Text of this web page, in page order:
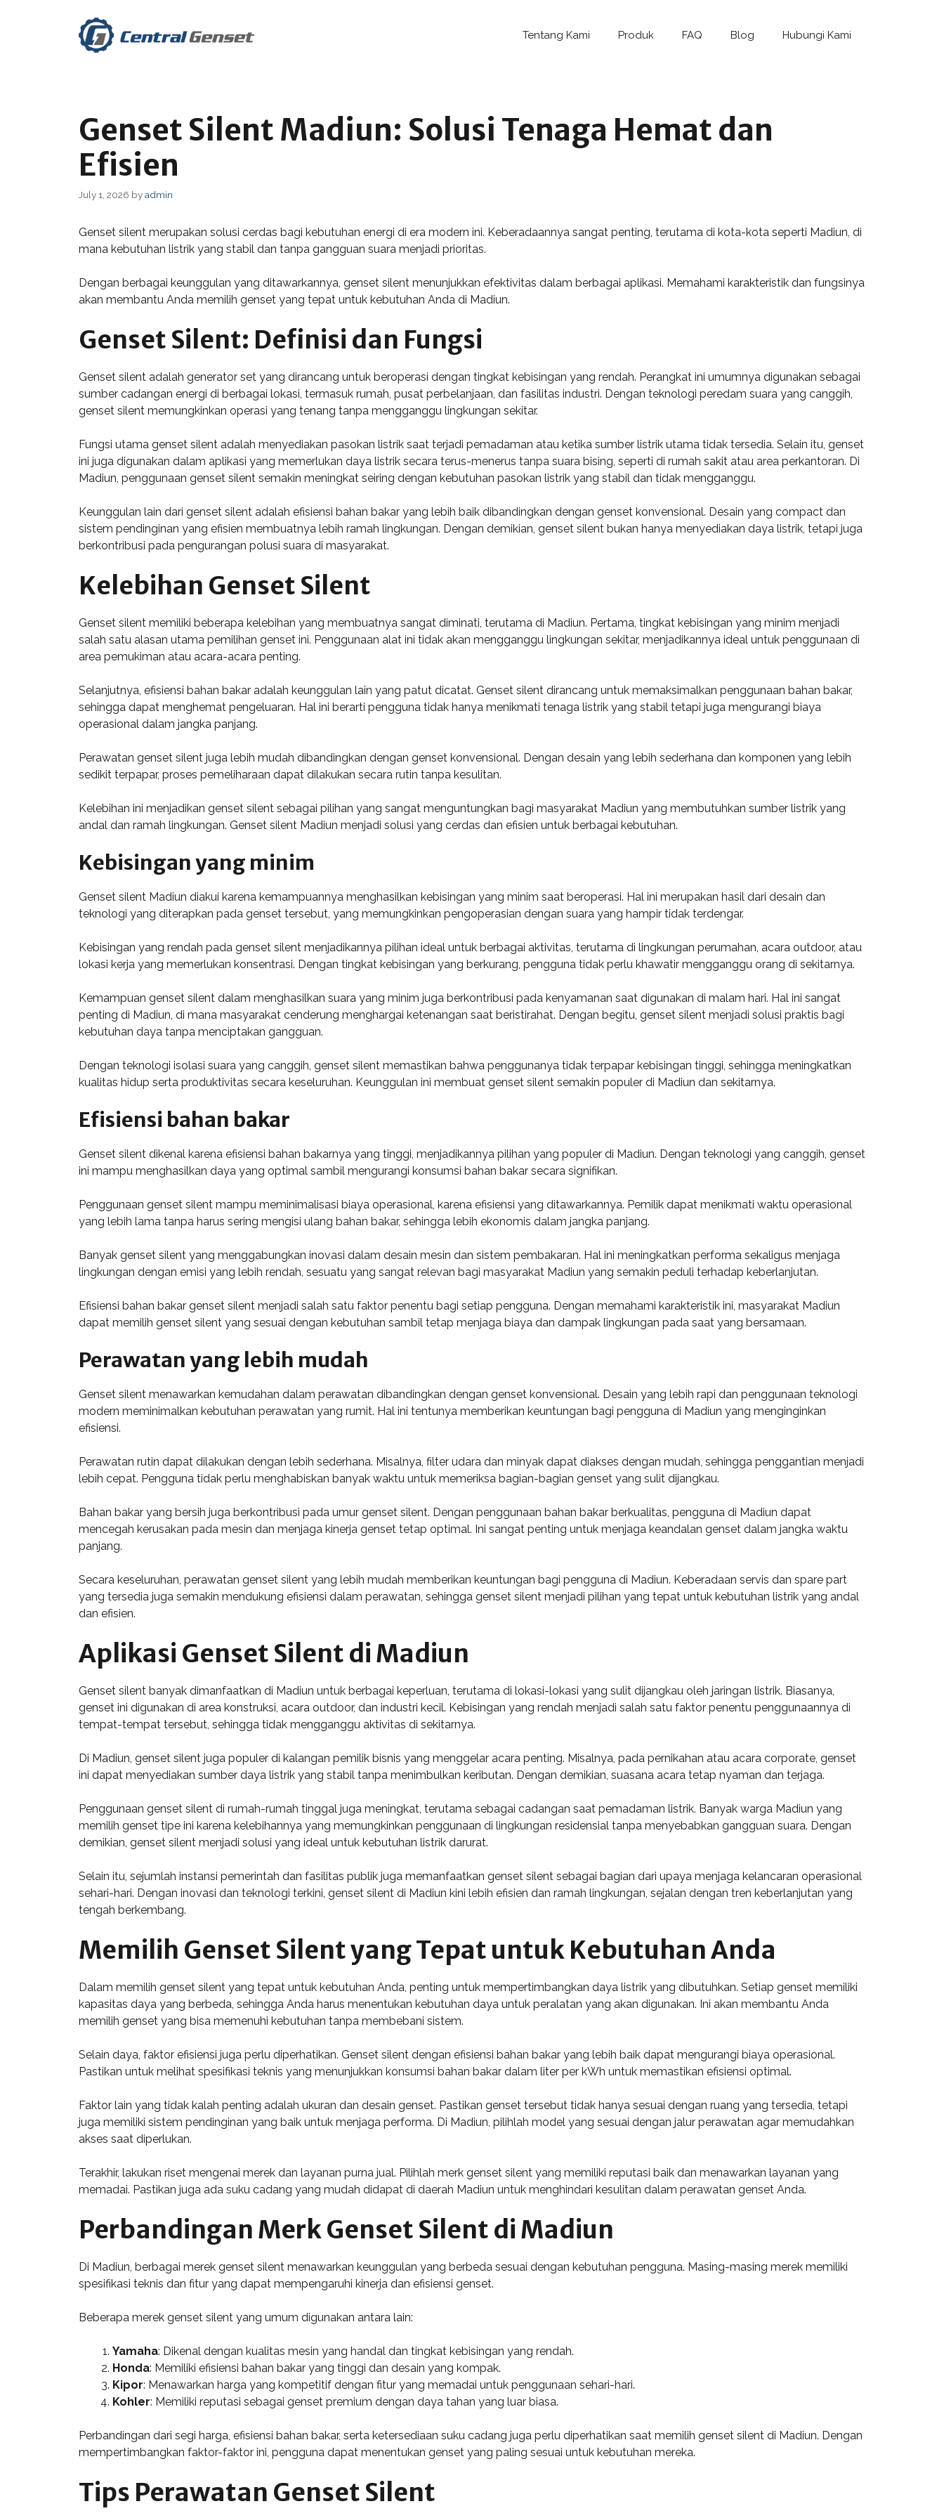
Tentang Kami Produk FAQ Blog Hubungi Kami
Genset Silent Madiun: Solusi Tenaga Hemat dan
Efisien
July 1, 2026 byadmin
Genset silent merupakan solusi cerdas bagi kebutuhan energi di era modern ini. Keberadaannya sangat penting, terutama di kota-kota seperti Madiun, di
mana kebutuhan listrik yang stabil dan tanpa gangguan suara menjadi prioritas.
Dengan berbagai keunggulan yang ditawarkannya, genset silent menunjukkan efektivitas dalam berbagai aplikasi. Memahami karakteristik dan fungsinya
akan membantu Anda memilih genset yang tepat untuk kebutuhan Anda di Madiun.
Genset Silent: Definisi dan Fungsi
Genset silent adalah generator set yang dirancang untuk beroperasi dengan tingkat kebisingan yang rendah. Perangkat ini umumnya digunakan sebagai
sumber cadangan energi di berbagai lokasi, termasuk rumah, pusat perbelanjaan, dan fasilitas industri. Dengan teknologi peredam suara yang canggih,
genset silent memungkinkan operasi yang tenang tanpa mengganggu lingkungan sekitar.
Fungsi utama genset silent adalah menyediakan pasokan listrik saat terjadi pemadaman atau ketika sumber listrik utama tidak tersedia. Selain itu, genset
ini juga digunakan dalam aplikasi yang memerlukan daya listrik secara terus-menerus tanpa suara bising, seperti di rumah sakit atau area perkantoran. Di
Madiun, penggunaan genset silent semakin meningkat seiring dengan kebutuhan pasokan listrik yang stabil dan tidak mengganggu.
Keunggulan lain dari genset silent adalah efisiensi bahan bakar yang lebih baik dibandingkan dengan genset konvensional. Desain yang compact dan
sistem pendinginan yang efisien membuatnya lebih ramah lingkungan. Dengan demikian, genset silent bukan hanya menyediakan daya listrik, tetapi juga
berkontribusi pada pengurangan polusi suara di masyarakat.
Kelebihan Genset Silent
Genset silent memiliki beberapa kelebihan yang membuatnya sangat diminati, terutama di Madiun. Pertama, tingkat kebisingan yang minim menjadi
salah satu alasan utama pemilihan genset ini. Penggunaan alat ini tidak akan mengganggu lingkungan sekitar, menjadikannya ideal untuk penggunaan di
area pemukiman atau acara-acara penting.
Selanjutnya, efisiensi bahan bakar adalah keunggulan lain yang patut dicatat. Genset silent dirancang untuk memaksimalkan penggunaan bahan bakar,
sehingga dapat menghemat pengeluaran. Hal ini berarti pengguna tidak hanya menikmati tenaga listrik yang stabil tetapi juga mengurangi biaya
operasional dalam jangka panjang.
Perawatan genset silent juga lebih mudah dibandingkan dengan genset konvensional. Dengan desain yang lebih sederhana dan komponen yang lebih
sedikit terpapar, proses pemeliharaan dapat dilakukan secara rutin tanpa kesulitan.
Kelebihan ini menjadikan genset silent sebagai pilihan yang sangat menguntungkan bagi masyarakat Madiun yang membutuhkan sumber listrik yang
andal dan ramah lingkungan. Genset silent Madiun menjadi solusi yang cerdas dan efisien untuk berbagai kebutuhan.
Kebisingan yang minim
Genset silent Madiun diakui karena kemampuannya menghasilkan kebisingan yang minim saat beroperasi. Hal ini merupakan hasil dari desain dan
teknologi yang diterapkan pada genset tersebut, yang memungkinkan pengoperasian dengan suara yang hampir tidak terdengar.
Kebisingan yang rendah pada genset silent menjadikannya pilihan ideal untuk berbagai aktivitas, terutama di lingkungan perumahan, acara outdoor, atau
lokasi kerja yang memerlukan konsentrasi. Dengan tingkat kebisingan yang berkurang, pengguna tidak perlu khawatir mengganggu orang di sekitarnya.
Kemampuan genset silent dalam menghasilkan suara yang minim juga berkontribusi pada kenyamanan saat digunakan di malam hari. Hal ini sangat
penting di Madiun, di mana masyarakat cenderung menghargai ketenangan saat beristirahat. Dengan begitu, genset silent menjadi solusi praktis bagi
kebutuhan daya tanpa menciptakan gangguan.
Dengan teknologi isolasi suara yang canggih, genset silent memastikan bahwa penggunanya tidak terpapar kebisingan tinggi, sehingga meningkatkan
kualitas hidup serta produktivitas secara keseluruhan. Keunggulan ini membuat genset silent semakin populer di Madiun dan sekitarnya.
Efisiensi bahan bakar
Genset silent dikenal karena efisiensi bahan bakarnya yang tinggi, menjadikannya pilihan yang populer di Madiun. Dengan teknologi yang canggih, genset
ini mampu menghasilkan daya yang optimal sambil mengurangi konsumsi bahan bakar secara signifikan.
Penggunaan genset silent mampu meminimalisasi biaya operasional, karena efisiensi yang ditawarkannya. Pemilik dapat menikmati waktu operasional
yang lebih lama tanpa harus sering mengisi ulang bahan bakar, sehingga lebih ekonomis dalam jangka panjang.
Banyak genset silent yang menggabungkan inovasi dalam desain mesin dan sistem pembakaran. Hal ini meningkatkan performa sekaligus menjaga
lingkungan dengan emisi yang lebih rendah, sesuatu yang sangat relevan bagi masyarakat Madiun yang semakin peduli terhadap keberlanjutan.
Efisiensi bahan bakar genset silent menjadi salah satu faktor penentu bagi setiap pengguna. Dengan memahami karakteristik ini, masyarakat Madiun
dapat memilih genset silent yang sesuai dengan kebutuhan sambil tetap menjaga biaya dan dampak lingkungan pada saat yang bersamaan.
Perawatan yang lebih mudah
Genset silent menawarkan kemudahan dalam perawatan dibandingkan dengan genset konvensional. Desain yang lebih rapi dan penggunaan teknologi
modern meminimalkan kebutuhan perawatan yang rumit. Hal ini tentunya memberikan keuntungan bagi pengguna di Madiun yang menginginkan
efisiensi.
Perawatan rutin dapat dilakukan dengan lebih sederhana. Misalnya, filter udara dan minyak dapat diakses dengan mudah, sehingga penggantian menjadi
lebih cepat. Pengguna tidak perlu menghabiskan banyak waktu untuk memeriksa bagian-bagian genset yang sulit dijangkau.
Bahan bakar yang bersih juga berkontribusi pada umur genset silent. Dengan penggunaan bahan bakar berkualitas, pengguna di Madiun dapat
mencegah kerusakan pada mesin dan menjaga kinerja genset tetap optimal. Ini sangat penting untuk menjaga keandalan genset dalam jangka waktu
panjang.
Secara keseluruhan, perawatan genset silent yang lebih mudah memberikan keuntungan bagi pengguna di Madiun. Keberadaan servis dan spare part
yang tersedia juga semakin mendukung efisiensi dalam perawatan, sehingga genset silent menjadi pilihan yang tepat untuk kebutuhan listrik yang andal
dan efisien.
Aplikasi Genset Silent di Madiun
Genset silent banyak dimanfaatkan di Madiun untuk berbagai keperluan, terutama di lokasi-lokasi yang sulit dijangkau oleh jaringan listrik. Biasanya,
genset ini digunakan di area konstruksi, acara outdoor, dan industri kecil. Kebisingan yang rendah menjadi salah satu faktor penentu penggunaannya di
tempat-tempat tersebut, sehingga tidak mengganggu aktivitas di sekitarnya.
Di Madiun, genset silent juga populer di kalangan pemilik bisnis yang menggelar acara penting. Misalnya, pada pernikahan atau acara corporate, genset
ini dapat menyediakan sumber daya listrik yang stabil tanpa menimbulkan keributan. Dengan demikian, suasana acara tetap nyaman dan terjaga.
Penggunaan genset silent di rumah-rumah tinggal juga meningkat, terutama sebagai cadangan saat pemadaman listrik. Banyak warga Madiun yang
memilih genset tipe ini karena kelebihannya yang memungkinkan penggunaan di lingkungan residensial tanpa menyebabkan gangguan suara. Dengan
demikian, genset silent menjadi solusi yang ideal untuk kebutuhan listrik darurat.
Selain itu, sejumlah instansi pemerintah dan fasilitas publik juga memanfaatkan genset silent sebagai bagian dari upaya menjaga kelancaran operasional
sehari-hari. Dengan inovasi dan teknologi terkini, genset silent di Madiun kini lebih efisien dan ramah lingkungan, sejalan dengan tren keberlanjutan yang
tengah berkembang.
Memilih Genset Silent yang Tepat untuk Kebutuhan Anda
Dalam memilih genset silent yang tepat untuk kebutuhan Anda, penting untuk mempertimbangkan daya listrik yang dibutuhkan. Setiap genset memiliki
kapasitas daya yang berbeda, sehingga Anda harus menentukan kebutuhan daya untuk peralatan yang akan digunakan. Ini akan membantu Anda
memilih genset yang bisa memenuhi kebutuhan tanpa membebani sistem.
Selain daya, faktor efisiensi juga perlu diperhatikan. Genset silent dengan efisiensi bahan bakar yang lebih baik dapat mengurangi biaya operasional.
Pastikan untuk melihat spesifikasi teknis yang menunjukkan konsumsi bahan bakar dalam liter per kWh untuk memastikan efisiensi optimal.
Faktor lain yang tidak kalah penting adalah ukuran dan desain genset. Pastikan genset tersebut tidak hanya sesuai dengan ruang yang tersedia, tetapi
juga memiliki sistem pendinginan yang baik untuk menjaga performa. Di Madiun, pilihlah model yang sesuai dengan jalur perawatan agar memudahkan
akses saat diperlukan.
Terakhir, lakukan riset mengenai merek dan layanan purna jual. Pilihlah merk genset silent yang memiliki reputasi baik dan menawarkan layanan yang
memadai. Pastikan juga ada suku cadang yang mudah didapat di daerah Madiun untuk menghindari kesulitan dalam perawatan genset Anda.
Perbandingan Merk Genset Silent di Madiun
Di Madiun, berbagai merek genset silent menawarkan keunggulan yang berbeda sesuai dengan kebutuhan pengguna. Masing-masing merek memiliki
spesifikasi teknis dan fitur yang dapat mempengaruhi kinerja dan efisiensi genset.
Beberapa merek genset silent yang umum digunakan antara lain:
Yamaha: Dikenal dengan kualitas mesin yang handal dan tingkat kebisingan yang rendah.
Honda: Memiliki efisiensi bahan bakar yang tinggi dan desain yang kompak.
Kipor: Menawarkan harga yang kompetitif dengan fitur yang memadai untuk penggunaan sehari-hari.
Kohler: Memiliki reputasi sebagai genset premium dengan daya tahan yang luar biasa.
Perbandingan dari segi harga, efisiensi bahan bakar, serta ketersediaan suku cadang juga perlu diperhatikan saat memilih genset silent di Madiun. Dengan
mempertimbangkan faktor-faktor ini, pengguna dapat menentukan genset yang paling sesuai untuk kebutuhan mereka.
Tips Perawatan Genset Silent